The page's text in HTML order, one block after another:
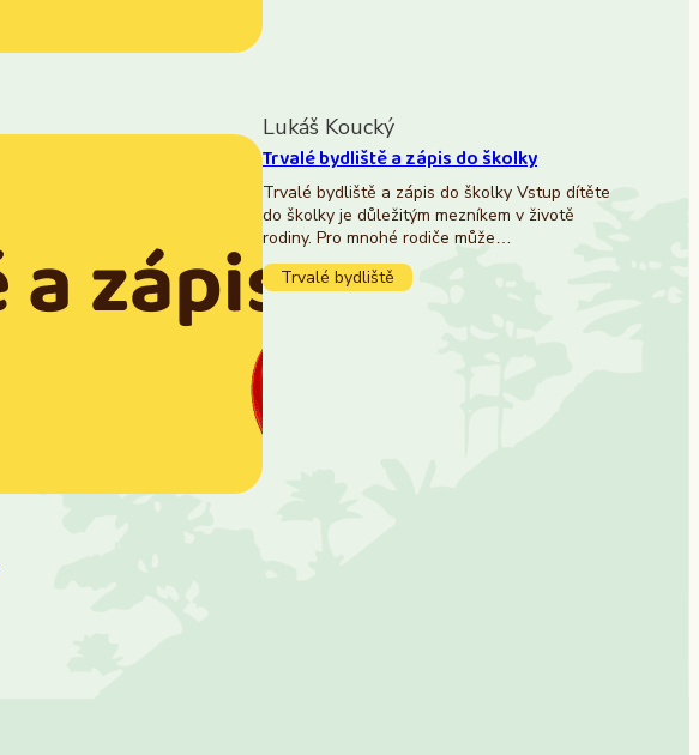
Lukáš Koucký
Trvalé bydliště a zápis do školky
Trvalé bydliště a zápis do školky Vstup dítěte
do školky je důležitým mezníkem v životě
rodiny. Pro mnohé rodiče může…
Trvalé bydliště